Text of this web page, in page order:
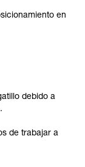
en
debido a
de trabajar a